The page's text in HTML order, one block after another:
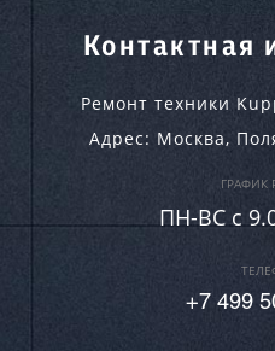
Ремонт техники
Адрес: Москва,
ГРАФИК
ПН-ВC c
+7 499